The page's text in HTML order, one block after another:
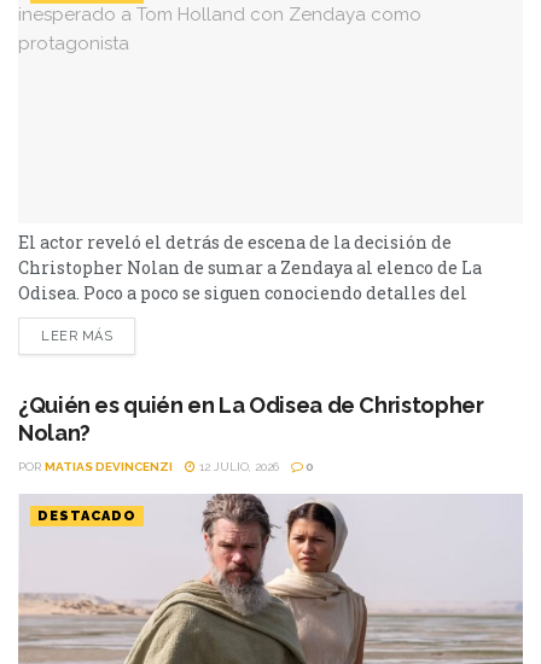
El actor reveló el detrás de escena de la decisión de
Christopher Nolan de sumar a Zendaya al elenco de La
Odisea. Poco a poco se siguen conociendo detalles del
detrás de escena de La Odisea, la ambiciosa adaptación de
la obra de Homero que dirige Christopher Nolan. En una
anécdotas más...
LEER MÁS
¿Quién es quién en La Odisea de Christopher
Nolan?
POR MATIAS DEVINCENZI 12 JULIO, 2026 0
DESTACADO